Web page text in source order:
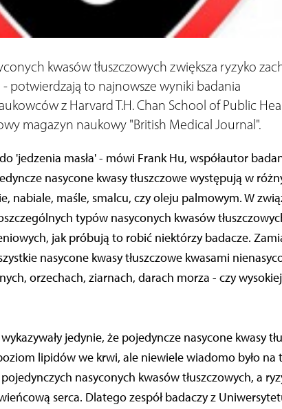
kwasów tłuszczowych zwiększa ryzyko
potwierdzają to najnowsze wyniki badania
z Harvard T.H. Chan School of Public
magazyn naukowy "British Medical Journal".
'jedzenia masła' - mówi Frank Hu, współautor
nasycone kwasy tłuszczowe występują w
nabiale, maśle, smalcu, czy oleju palmowym. W
typów nasyconych kwasów
jak próbują to robić niektórzy badacze.
nasycone kwasy tłuszczowe kwasami
orzechach, ziarnach, darach morza - czy
jedynie, że pojedyncze nasycone kwasy
lipidów we krwi, ale niewiele wiadomo było na
nasyconych kwasów tłuszczowych, a
serca. Dlatego zespół badaczy z